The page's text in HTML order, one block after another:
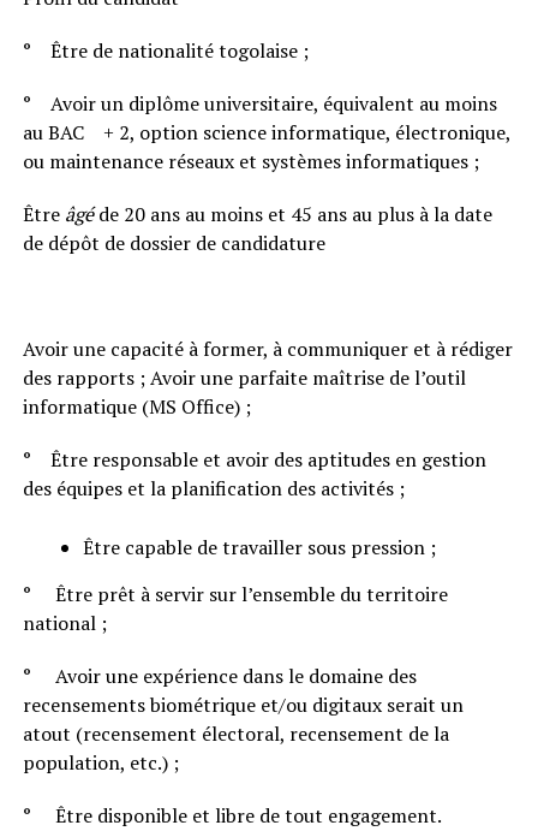
° Être de nationalité togolaise ;
° Avoir un diplôme universitaire, équivalent au moins
au BAC + 2, option science informatique, électronique,
ou maintenance réseaux et systèmes informatiques ;
Être âgéde 20 ans au moins et 45 ans au plus à la date
de dépôt de dossier de candidature
Avoir une capacité à former, à communiquer et à rédiger
des rapports ; Avoir une parfaite maîtrise de l’outil
informatique (MS Office) ;
° Être responsable et avoir des aptitudes en gestion
des équipes et la planification des activités ;
Être capable de travailler sous pression ;
° Être prêt à servir sur l’ensemble du territoire
national ;
° Avoir une expérience dans le domaine des
recensements biométrique et/ou digitaux serait un
atout (recensement électoral, recensement de la
population, etc.) ;
° Être disponible et libre de tout engagement.